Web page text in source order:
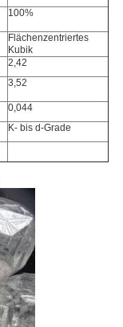
100%
Flächenzentriertes
Kubik
2,42
3,52
0,044
K- bis d-Grade